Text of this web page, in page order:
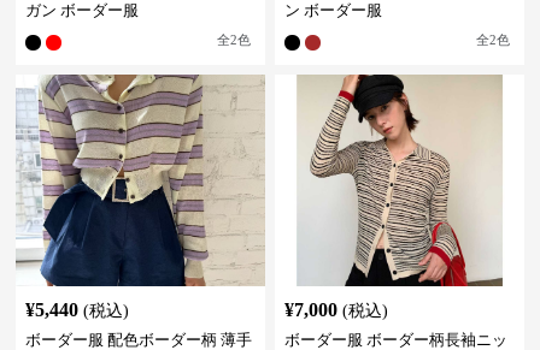
ガン ボーダー服
全2色
ン ボーダー服
全2色
¥5,440 (税込)
ボーダー服 配色ボーダー柄 薄手
¥7,000 (税込)
ボーダー服 ボーダー柄長袖ニッ